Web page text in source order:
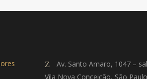
Av. Santo Amaro, 1047 –
Vila Nova Conceição, São